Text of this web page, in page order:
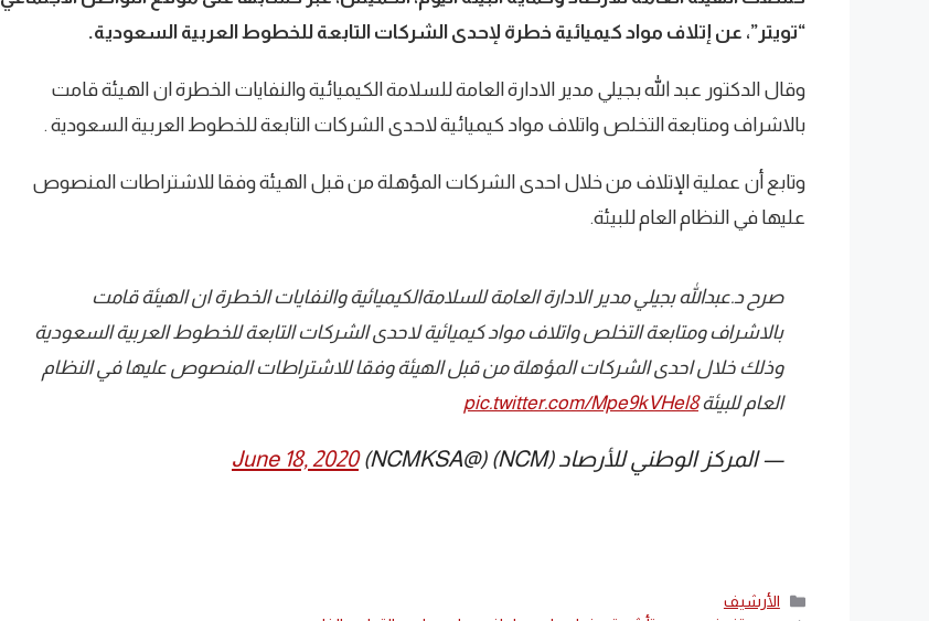
“تويتر”، عن إتلاف مواد كيميائية خطرة لإحدى الشركات التابعة للخطوط العربية السعودية.
وقال الدكتور عبد الله بجيلي مدير الادارة العامة للسلامة الكيميائية والنفايات الخطرة ان الهيئة قامت
بالاشراف ومتابعة التخلص واتلاف مواد كيميائية لاحدى الشركات التابعة للخطوط العربية السعودية .
وتابع أن عملية الإتلاف من خلال احدى الشركات المؤهلة من قبل الهيئة وفقا للاشتراطات المنصوص
عليها في النظام العام للبيئة.
صرح د.عبدالله بجيلي مدير الادارة العامة للسلامةالكيميائية والنفايات الخطرة ان الهيئة قامت
بالاشراف ومتابعة التخلص واتلاف مواد كيميائية لاحدى الشركات التابعة للخطوط العربية السعودية
وذلك خلال احدى الشركات المؤهلة من قبل الهيئة وفقا للاشتراطات المنصوص عليها في النظام
العام للبيئةpic.twitter.com/Mpe9kVHel8
— المركز الوطني للأرصاد (NCM) (@NCMKSA) June 18, 2020
التصنيفات
الأرشيف